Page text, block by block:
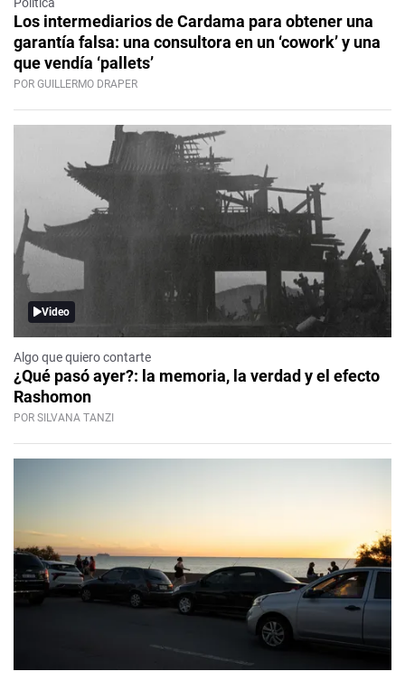
Política
Los intermediarios de Cardama para obtener una
garantía falsa: una consultora en un ‘cowork’ y una
que vendía ‘pallets’
POR GUILLERMO DRAPER
Video
Algo que quiero contarte
¿Qué pasó ayer?: la memoria, la verdad y el efecto
Rashomon
POR SILVANA TANZI